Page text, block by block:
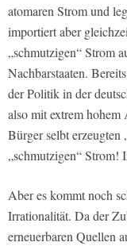
atomaren Strom und
importiert aber
„schmutzigen“ Strom
Nachbarstaaten.
der Politik in der
also mit extrem
Bürger selbt erzeugten
„schmutzigen“ Strom!
Aber es kommt noch
Irrationalität. Da der
erneuerbaren Quellen